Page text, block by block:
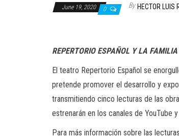
June 19, 2020 0 By HECTOR LUIS
REPERTORIO ESPAÑOL Y LA
El teatro Repertorio Español se
pretende promover el desarrollo y
transmitiendo cinco lecturas de las
estrenarán en los canales de YouTube
Para más información sobre las